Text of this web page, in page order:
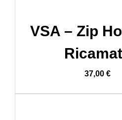
VSA – Zip
37,00 €